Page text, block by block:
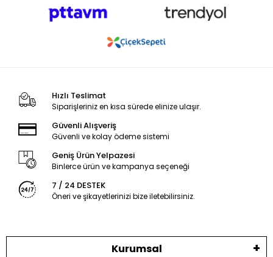
Hızlı Teslimat
Siparişleriniz en kısa sürede elinize ulaşır.
Güvenli Alışveriş
Güvenli ve kolay ödeme sistemi
Geniş Ürün Yelpazesi
Binlerce ürün ve kampanya seçeneği
7 / 24 DESTEK
Öneri ve şikayetlerinizi bize iletebilirsiniz.
Kurumsal